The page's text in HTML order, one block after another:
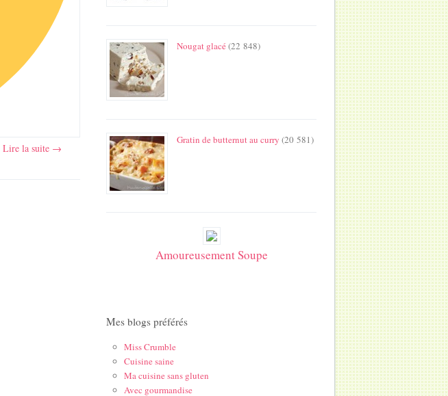
Lire la suite →
Nougat glacé(22 848)
Gratin de butternut au curry (20 581)
Amoureusement Soupe
Mes blogs préférés
Miss Crumble
Cuisine saine
Ma cuisine sans gluten
Avec gourmandise